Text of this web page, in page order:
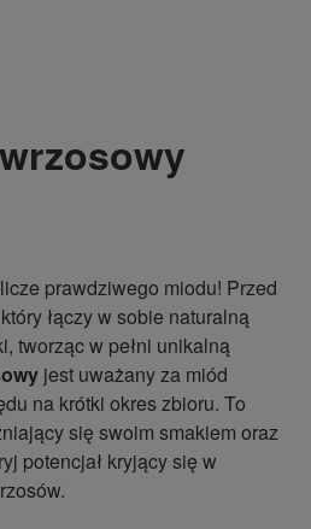
prawdziwego miodu! Przed
łączy w sobie naturalną
tworząc w pełni unikalną
jest uważany za miód
na krótki okres zbioru. To
się swoim smakiem oraz
potencjał kryjący się w